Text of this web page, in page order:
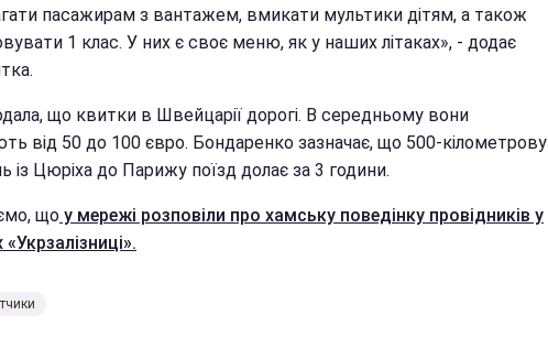
пасажирам з вантажем, вмикати мультики дітям, а також
1 клас. У них є своє меню, як у наших літаках», - додає
що квитки в Швейцарії дорогі. В середньому вони
від 50 до 100 євро. Бондаренко зазначає, що 500-кілометрову
із Цюріха до Парижу поїзд долає за 3 години.
що у мережі розповіли про хамську поведінку провідників у
«Укрзалізниці».